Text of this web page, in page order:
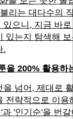
리는 대다수의
으니, 지금 바
있는지 탐색해
.
을 200% 활용하
넘어, 제대로
전략적으로 이용
'인기순'을 번